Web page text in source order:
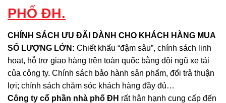
PHỐ ĐH.
CHÍNH SÁCH ƯU ĐÃI DÀNH CHO KHÁCH HÀNG MUA
SỐ LƯỢNG LỚN: Chiết khấu “đậm sâu”, chính sách linh
hoạt, hỗ trợ giao hàng trên toàn quốc bằng đội ngũ xe tải
của công ty. Chính sách bảo hành sản phẩm, đổi trả thuận
lợi; chính sách chăm sóc khách hàng đầy đủ…
Công ty cổ phần nhà phố ĐH rất hân hạnh cung cấp đến